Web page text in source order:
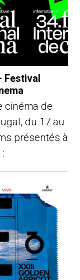
Festival
cinéma de
du 17 au
présentés à